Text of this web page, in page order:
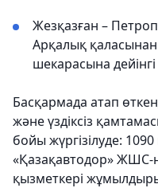
Жезқазған –
Арқалық
шекарасына дейінгі
Басқармада атап
және үздіксіз
бойы жүргізілуде:
«Қазақавтодор» ЖШС-
қызметкері